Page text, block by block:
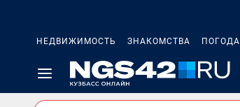
НЕДВИЖИМОСТЬ ЗНАКОМСТВА ПОГОДА